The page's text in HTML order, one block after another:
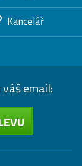
Kancelář
email: